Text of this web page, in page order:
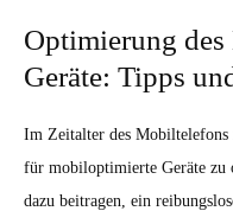
Optimierung
Geräte: Tipps
Im Zeitalter des Mobiltelefons
für mobiloptimierte Geräte zu
dazu beitragen, ein